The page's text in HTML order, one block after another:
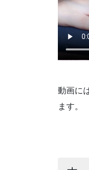
動画に
ます。